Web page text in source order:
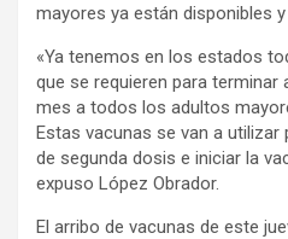
mayores ya están disponibles
«Ya tenemos en los estados
que se requieren para
mes a todos los adultos
Estas vacunas se van a utilizar
de segunda dosis e iniciar la
expuso López Obrador.
El arribo de vacunas de este